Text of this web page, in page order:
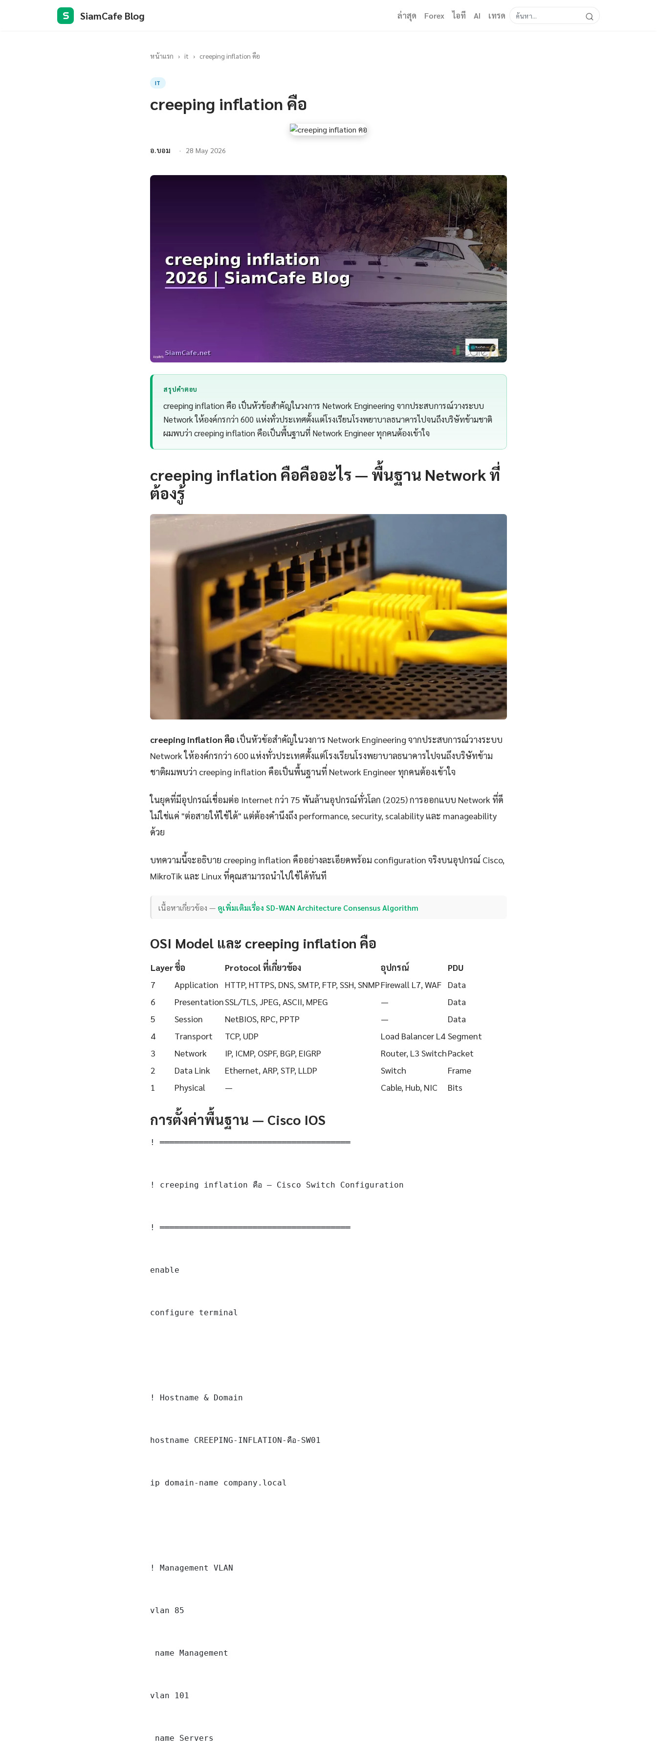
S SiamCafe Blog ล่าสุด Forex ไอที AI เทรด
หน้าแรก › it › creeping inflation คือ
IT
creeping inflation คือ
อ.บอม 28 May 2026
สรุปคำตอบ
creeping inflation คือ เป็นหัวข้อสำคัญในวงการ Network Engineering จากประสบการณ์วางระบบ
Network ให้องค์กรกว่า 600 แห่งทั่วประเทศตั้งแต่โรงเรียนโรงพยาบาลธนาคารไปจนถึงบริษัทข้ามชาติ
ผมพบว่า creeping inflation คือเป็นพื้นฐานที่ Network Engineer ทุกคนต้องเข้าใจ
creeping inflation คือคืออะไร — พื้นฐาน Network ที่
ต้องรู้
creeping inflation คือ เป็นหัวข้อสำคัญในวงการ Network Engineering จากประสบการณ์วางระบบ
Network ให้องค์กรกว่า 600 แห่งทั่วประเทศตั้งแต่โรงเรียนโรงพยาบาลธนาคารไปจนถึงบริษัทข้าม
ชาติผมพบว่า creeping inflation คือเป็นพื้นฐานที่ Network Engineer ทุกคนต้องเข้าใจ
ในยุคที่มีอุปกรณ์เชื่อมต่อ Internet กว่า 75 พันล้านอุปกรณ์ทั่วโลก (2025) การออกแบบ Network ที่ดี
ไม่ใช่แค่ "ต่อสายให้ใช้ได้" แต่ต้องคำนึงถึง performance, security, scalability และ manageability
ด้วย
บทความนี้จะอธิบาย creeping inflation คืออย่างละเอียดพร้อม configuration จริงบนอุปกรณ์ Cisco,
MikroTik และ Linux ที่คุณสามารถนำไปใช้ได้ทันที
เนื้อหาเกี่ยวข้อง — ดูเพิ่มเติมเรื่อง SD-WAN Architecture Consensus Algorithm
OSI Model และ creeping inflation คือ
Layerชื่อ Protocol ที่เกี่ยวข้อง อุปกรณ์
PDU
7
Application HTTP, HTTPS, DNS, SMTP, FTP, SSH, SNMPFirewall L7, WAF
Data
6
PresentationSSL/TLS, JPEG, ASCII, MPEG —
Data
5
Session NetBIOS, RPC, PPTP —
Data
4
Transport TCP, UDP Load Balancer L4 Segment
3
Network IP, ICMP, OSPF, BGP, EIGRP Router, L3 SwitchPacket
2
Data Link Ethernet, ARP, STP, LLDP Switch
Frame
1
Physical — Cable, Hub, NIC Bits
การตั้งค่าพื้นฐาน — Cisco IOS
! ═══════════════════════════════════════
! creeping inflation คือ — Cisco Switch Configuration
! ═══════════════════════════════════════
enable
configure terminal
! Hostname & Domain
hostname CREEPING-INFLATION-คือ-SW01
ip domain-name company.local
! Management VLAN
vlan 85
name Management
vlan 101
name Servers